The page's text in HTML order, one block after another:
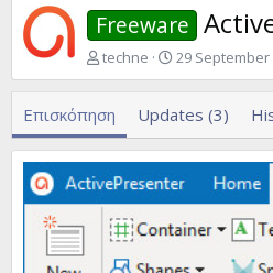
Freeware
A
u
h
o
r
techne
C
r
a
t
i
n
a
29 September
Επισκόπηση Updates (3)